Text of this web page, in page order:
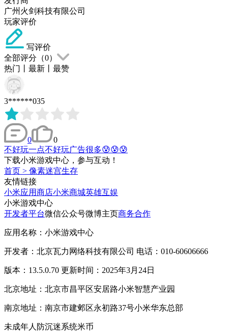
广州火剑科技有限公司
玩家评价
写评价
全部评分（0）
热门
最新 最赞
3******035
0
0
不好玩一点不好玩广告很多😰😰😰
下载小米游戏中心，参与互动！
首页 > 像素迷宫生存
友情链接
小米应用商店小米商城英雄互娱
小米游戏中心
开发者平台微信公众号微博主页商务合作
应用名称：小米游戏中心
开发者：北京瓦力网络科技有限公司 电话：010-60606666
版本：13.5.0.70 更新时间：2025年3月24日
北京地址：北京市昌平区安居路小米智慧产业园
南京地址：南京市建邺区永初路37号小米华东总部
未成年人防沉迷系统米币